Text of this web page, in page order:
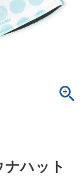
ナハット